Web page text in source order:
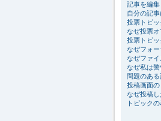
記事を編集
自分の記
投票トピッ
なぜ投票
投票トピッ
なぜフォー
なぜファイ
なぜ私は警
問題のあ
投稿画面の
なぜ投稿し
トピック